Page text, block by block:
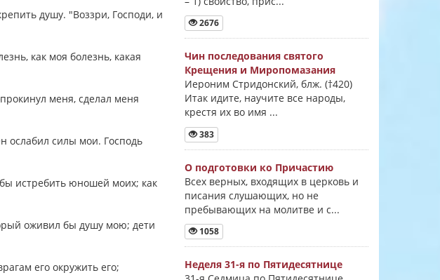
душу. "Воззри, Господи, и
как моя болезнь, какая
меня, сделал меня
ослабил силы мои. Господь
истребить юношей моих; как
оживил бы душу мою; дети
его окружить его;
2676
Чин последования святого
Крещения и Миропомазания
Иероним Стридонский, блж. (†420)
Итак идите, научите все народы,
крестя их во имя ...
383
О подготовки ко Причастию
Всех верных, входящих в церковь и
писания слушающих, но не
пребывающих на молитве и с...
1058
Неделя 31-я по Пятидесятнице